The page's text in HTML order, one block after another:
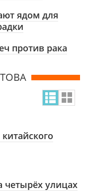
ядом для
против рака
улицах